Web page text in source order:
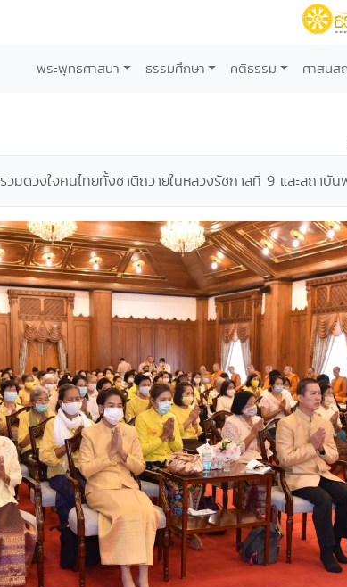
พระพุทธศาสนา ธรรมศึกษา คติธรรม ศาสนส
รวมดวงใจคนไทยทั้งชาติถวายในหลวงรัชกาลที่ 9 และสถาบั